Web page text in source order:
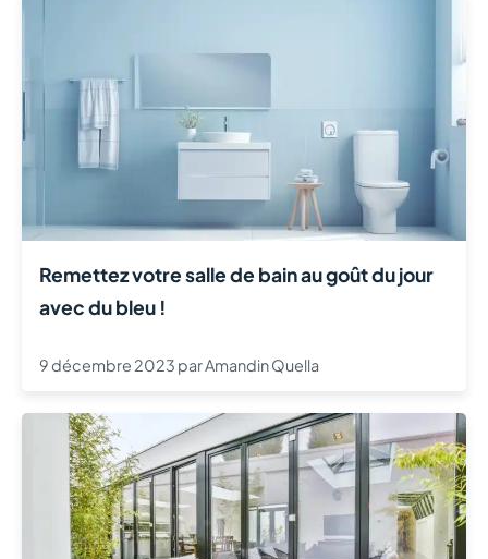
Remettez votre salle de bain au goût du jour
avec du bleu !
9 décembre 2023 parAmandin Quella